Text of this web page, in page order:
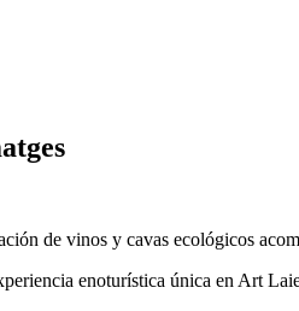
de vinos y cavas ecológicos
enoturística única en Art